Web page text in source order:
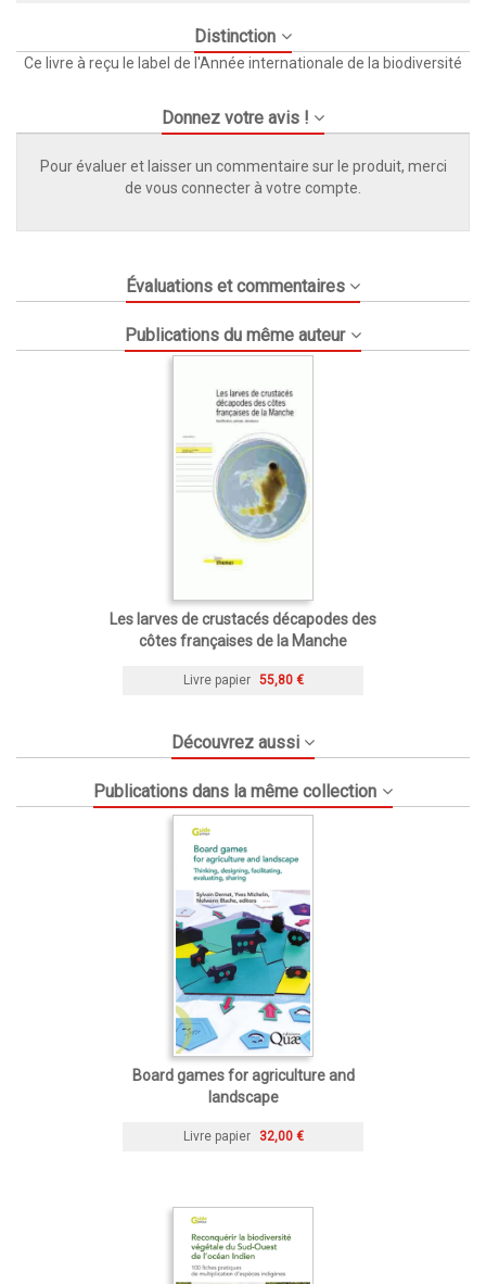
Distinction
Ce livre à reçu le label de l'Année internationale de la biodiversité
Donnez votre avis !
Pour évaluer et laisser un commentaire sur le produit, merci
de vous connecter à votre compte.
Évaluations et commentaires
Publications du même auteur
Les larves de crustacés décapodes des
côtes françaises de la Manche
Livre papier 55,80 €
Découvrez aussi
Publications dans la même collection
Board games for agriculture and
landscape
Livre papier 32,00 €